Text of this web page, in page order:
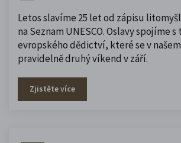
Letos slavíme 25 let od zápisu
na Seznam UNESCO. Oslavy spojíme
evropského dědictví, které se v
pravidelně druhý víkend v září.
Zjistěte více